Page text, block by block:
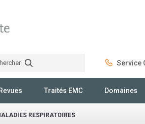
Service
Revues Traités EMC Domaines
RESPIRATOIRES